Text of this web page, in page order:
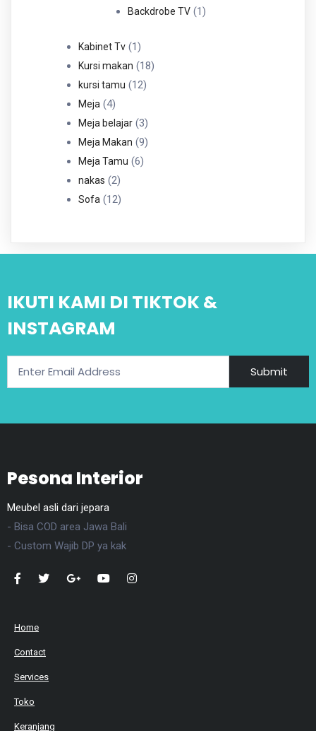
Produk
Backdrobe TV 11
Kabinet Tv 11
Produk
Kursi makan 1818
kursi tamu 1212
Meja 44
Produk
Meja belajar 33
Produk
Meja Makan 99
Meja Tamu 66
nakas 22
Produk
Sofa 1212
IKUTI KAMI DI TIKTOK &
INSTAGRAM
Submit
Pesona Interior
Meubel asli dari jepara
- Bisa COD area Jawa Bali
- Custom Wajib DP ya kak
Home
Contact
Services
Toko
Keranjang